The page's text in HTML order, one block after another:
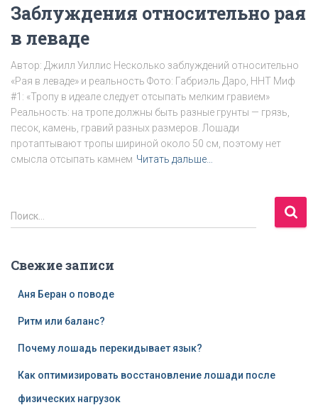
Заблуждения относительно рая
в леваде
Автор: Джилл Уиллис Несколько заблуждений относительно
«Рая в леваде» и реальность Фото: Габриэль Даро, HHT Миф
#1: «Тропу в идеале следует отсыпать мелким гравием»
Реальность: на тропе должны быть разные грунты — грязь,
песок, камень, гравий разных размеров. Лошади
протаптывают тропы шириной около 50 см, поэтому нет
смысла отсыпать камнем Читать дальше…
Н
а
и
Поиск…
Свежие записи
Аня Беран о поводе
Ритм или баланс?
Почему лошадь перекидывает язык?
Как оптимизировать восстановление лошади после
физических нагрузок